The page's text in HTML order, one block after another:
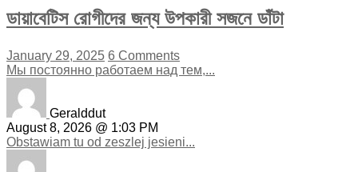
ডায়াবেটিস রোগীদের জন্য উপকারী সজনে ডাঁটা
January 29, 2025 6 Comments
Мы постоянно работаем над тем,...
Geralddut
August 8, 2026 @ 1:03 PM
Obstawiam tu od zeszlej jesieni...